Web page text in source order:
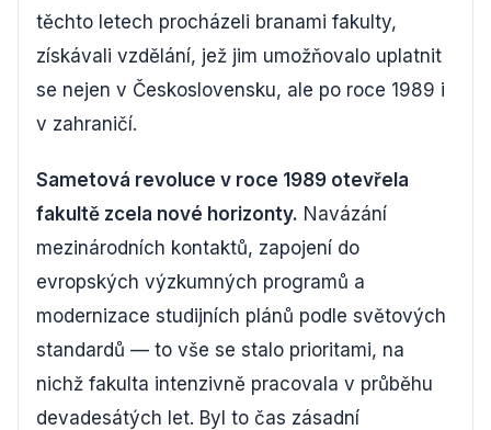
těchto letech procházeli branami fakulty,
získávali vzdělání, jež jim umožňovalo uplatnit
se nejen v Československu, ale po roce 1989 i
v zahraničí.
Sametová revoluce v roce 1989 otevřela
fakultě zcela nové horizonty. Navázání
mezinárodních kontaktů, zapojení do
evropských výzkumných programů a
modernizace studijních plánů podle světových
standardů — to vše se stalo prioritami, na
nichž fakulta intenzivně pracovala v průběhu
devadesátých let. Byl to čas zásadní